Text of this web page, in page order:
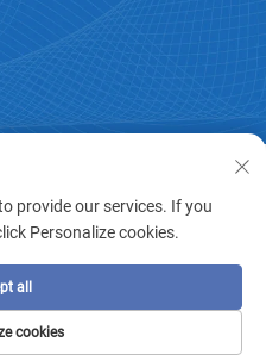
provide our services. If you
Personalize cookies.
cookies
all